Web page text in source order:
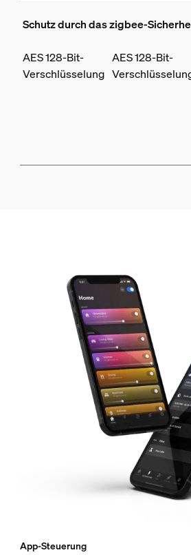
Schutz durch das zigbee-
AES 128-Bit-
Verschlüsselung
AES 128-Bit-
App-Steuerung